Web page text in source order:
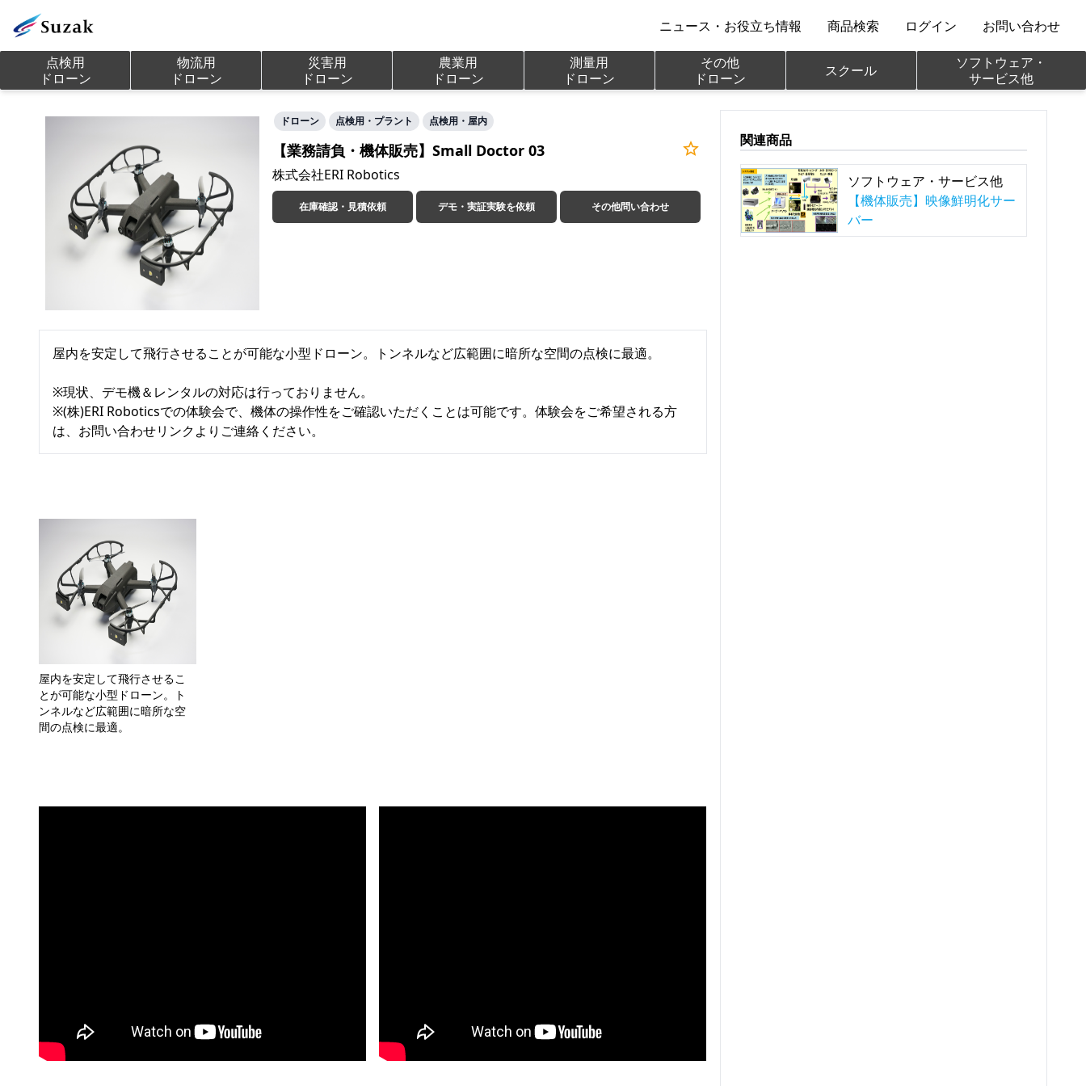
ニュース・お役立ち情報 商品検索 ログイン お問い合わせ
点検用
ドローン
物流用
ドローン
災害用
ドローン
農業用
ドローン
測量用
ドローン
その他
ドローン
スクール
ソフトウェア・
サービス他
ドローン 点検用・プラント 点検用・屋内
【業務請負・機体販売】Small Doctor 03
株式会社ERI Robotics
在庫確認・見積依頼 デモ・実証実験を依頼 その他問い合わせ
屋内を安定して飛行させることが可能な小型ドローン。トンネルなど広範囲に暗所な空間の点検に最適。
※現状、デモ機＆レンタルの対応は行っておりません。
※(株)ERI Roboticsでの体験会で、機体の操作性をご確認いただくことは可能です。体験会をご希望される方
は、お問い合わせリンクよりご連絡ください。
屋内を安定して飛行させるこ
とが可能な小型ドローン。ト
ンネルなど広範囲に暗所な空
間の点検に最適。
関連商品
ソフトウェア・サービス他
【機体販売】映像鮮明化サー
バー